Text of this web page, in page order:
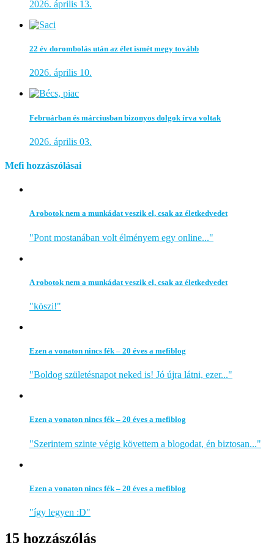
2026. április 13.
22 év dorombolás után az élet ismét megy tovább
2026. április 10.
Februárban és márciusban bizonyos dolgok írva voltak
2026. április 03.
Mefi hozzászólásai
A robotok nem a munkádat veszik el, csak az életkedvedet
"Pont mostanában volt élményem egy online..."
A robotok nem a munkádat veszik el, csak az életkedvedet
"köszi!"
Ezen a vonaton nincs fék – 20 éves a mefiblog
"Boldog születésnapot neked is! Jó újra látni, ezer..."
Ezen a vonaton nincs fék – 20 éves a mefiblog
"Szerintem szinte végig követtem a blogodat, én biztosan..."
Ezen a vonaton nincs fék – 20 éves a mefiblog
"így legyen :D"
15 hozzászólás